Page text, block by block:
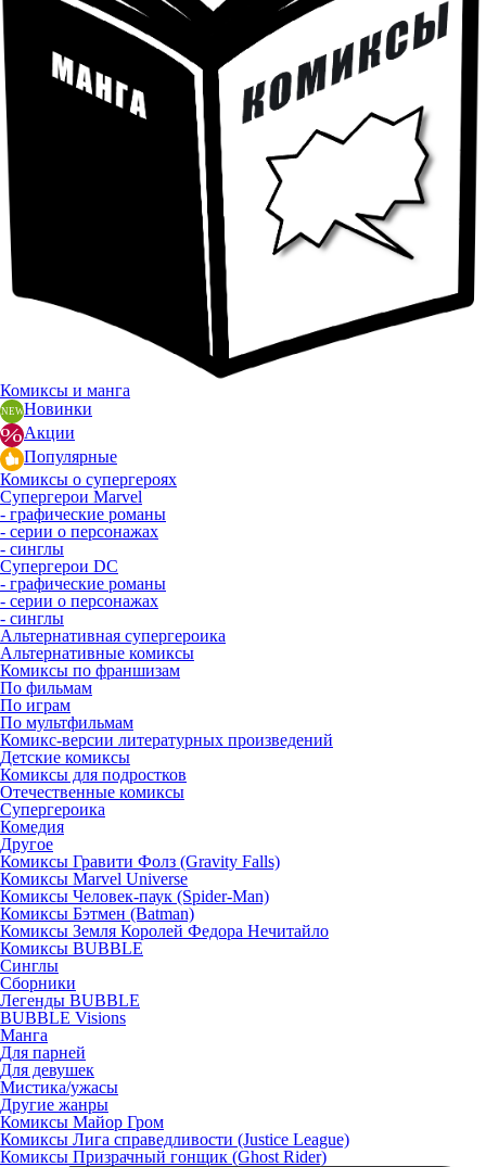
Комиксы и манга
Новинки
Акции
Популярные
Комиксы о супергероях
Супергерои Marvel
- графические романы
- серии о персонажах
- синглы
Супергерои DC
- графические романы
- серии о персонажах
- синглы
Альтернативная супергероика
Альтернативные комиксы
Комиксы по франшизам
По фильмам
По играм
По мультфильмам
Комикс-версии литературных произведений
Детские комиксы
Комиксы для подростков
Отечественные комиксы
Супергероика
Комедия
Другое
Комиксы Гравити Фолз (Gravity Falls)
Комиксы Marvel Universe
Комиксы Человек-паук (Spider-Man)
Комиксы Бэтмен (Batman)
Комиксы Земля Королей Федора Нечитайло
Комиксы BUBBLE
Синглы
Сборники
Легенды BUBBLE
BUBBLE Visions
Манга
Для парней
Для девушек
Мистика/ужасы
Другие жанры
Комиксы Майор Гром
Комиксы Лига справедливости (Justice League)
Комиксы Призрачный гонщик (Ghost Rider)